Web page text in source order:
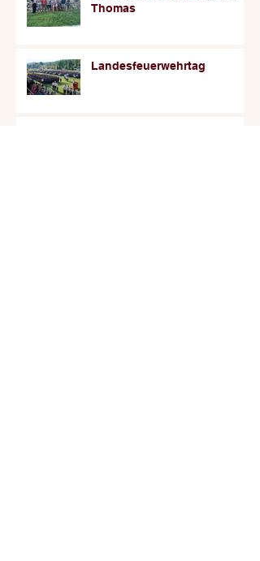
Thomas
Landesfeuerwehrtag